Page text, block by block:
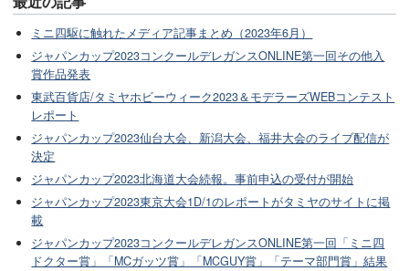
ミニ四駆に触れたメディア記事まとめ（2023年6月）
ジャパンカップ2023コンクールデレガンスONLINE第一回その他入
賞作品発表
東武百貨店/タミヤホビーウィーク2023＆モデラーズWEBコンテスト
レポート
ジャパンカップ2023仙台大会、新潟大会、福井大会のライブ配信が
決定
ジャパンカップ2023北海道大会続報。事前申込の受付が開始
ジャパンカップ2023東京大会1D/1のレポートがタミヤのサイトに掲
載
ジャパンカップ2023コンクールデレガンスONLINE第一回「ミニ四
ドクター賞」「MCガッツ賞」「MCGUY賞」「テーマ部門賞」結果